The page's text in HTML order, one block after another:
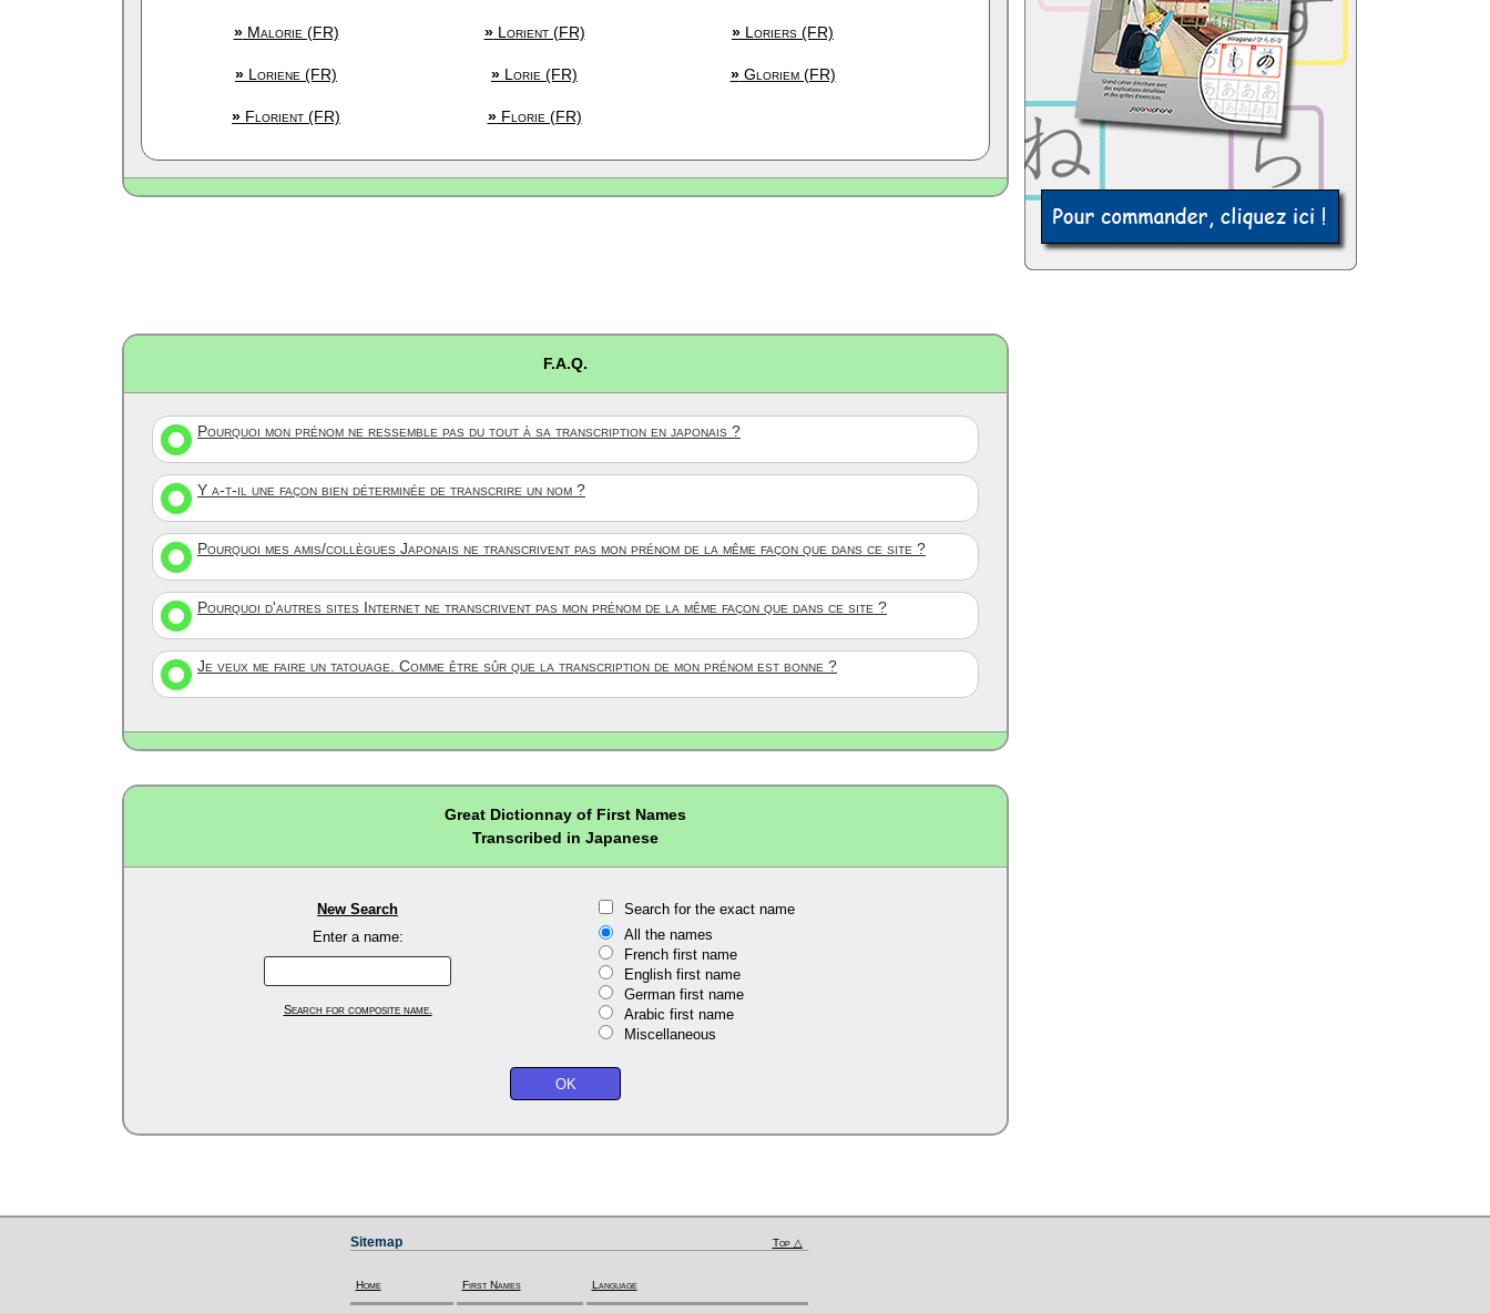
»Malorie (FR) »Lorient (FR) » Loriers (FR)
» Loriene (FR) » Lorie (FR) »Gloriem (FR)
» Florient (FR) »Florie (FR)
F.A.Q.
Pourquoi mon prénom ne ressemble pas du tout à sa transcription en japonais ?
Y a-t-il une façon bien déterminée de transcrire un nom ?
Pourquoi mes amis/collègues Japonais ne transcrivent pas mon prénom de la même façon que dans ce site ?
Pourquoi d'autres sites Internet ne transcrivent pas mon prénom de la même façon que dans ce site ?
Je veux me faire un tatouage. Comme être sûr que la transcription de mon prénom est bonne ?
Great Dictionnay of First Names
Transcribed in Japanese
New Search
Enter a name:
Search for composite name.
Search for the exact name
All the names
French first name
English first name
German first name
Arabic first name
Miscellaneous
Sitemap Top △
Home First Names Language